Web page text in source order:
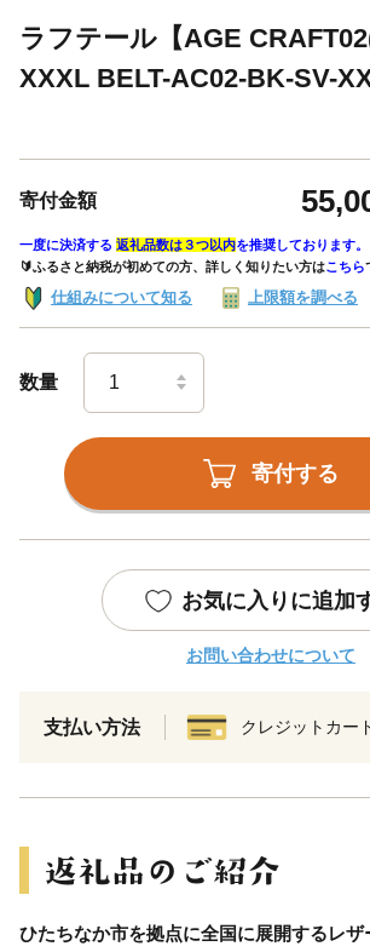
ラフテール【AGE
XXXL BELT-AC02-BK-SV-
寄付金額
一度に決済する 返礼品数は３つ以内を推奨しております。
🔰ふるさと納税が初めての方、詳しく知りたい方はこちら
仕組みについて知る 上限額を調べる
数量
寄付する
お気に入りに追加
お問い合わせについて
支払い方法 クレジットカー
ひたちなか市を拠点に全国に展開するレザ